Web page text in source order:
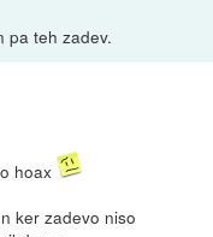
pa teh zadev.
hoax
ker zadevo niso